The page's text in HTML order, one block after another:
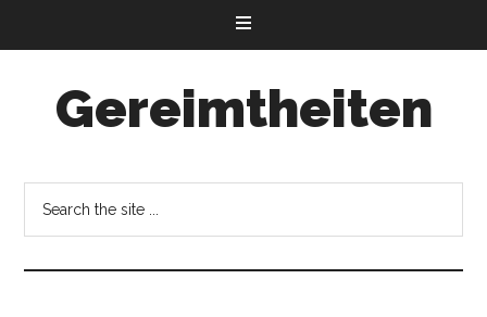
Gereimtheiten